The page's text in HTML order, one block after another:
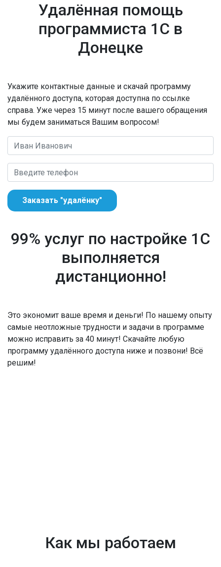
Удалённая помощь
программиста 1С в
Донецке
Укажите контактные данные и скачай программу
удалённого доступа, которая доступна по ссылке
справа. Уже через 15 минут после вашего обращения
мы будем заниматься Вашим вопросом!
Заказать "удалёнку"
99% услуг по настройке 1С
выполняется
дистанционно!
Это экономит ваше время и деньги! По нашему опыту
самые неотложные трудности и задачи в программе
можно исправить за 40 минут! Скачайте любую
программу удалённого доступа ниже и позвони! Всё
решим!
Как мы работаем